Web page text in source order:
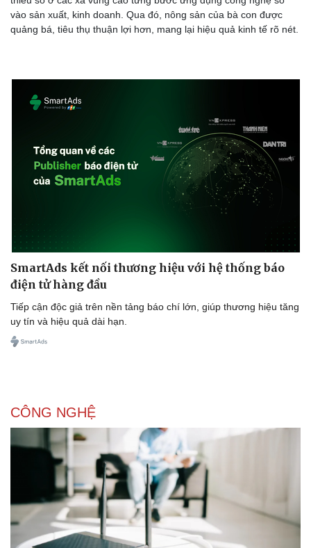
Dinh dưỡng - món ngon
Cây thuốc
Sản phụ khoa
Làm đẹp - giảm cân
Phòng mạch online
Ăn sạch sống khỏe
Đời sống
Nhà đẹp
Blog
Tình yêu - Gia đình
vào sản xuất, kinh doanh. Qua đó, nông sản của bà con được
quảng bá, tiêu thụ thuận lợi hơn, mang lại hiệu quả kinh tế rõ nét.
SmartAds kết nối thương hiệu với hệ thống báo
điện tử hàng đầu
Tiếp cận độc giả trên nền tảng báo chí lớn, giúp thương hiệu tăng
uy tín và hiệu quả dài hạn.
CÔNG NGHỆ